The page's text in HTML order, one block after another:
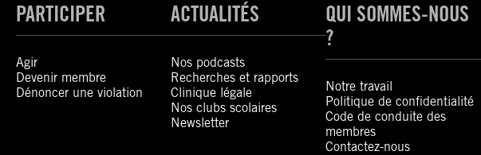
PARTICIPER
Agir
Devenir membre
Dénoncer une violation
ACTUALITÉS
Nos podcasts
Recherches et rapports
Clinique légale
Nos clubs scolaires
Newsletter
QUI SOMMES-NOUS
?
Notre travail
Politique de confidentialité
Code de conduite des
membres
Contactez-nous